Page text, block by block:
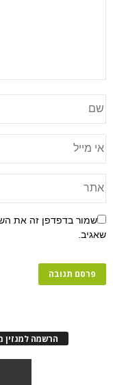
שמור בדפדפן זה את
שאגיב.
הרשמה למגזין